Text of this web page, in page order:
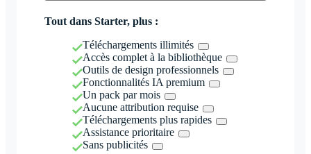
Tout dans Starter, plus :
Téléchargements illimités
Accès complet à la bibliothèque
Outils de design professionnels
Fonctionnalités IA premium
Un pack par mois
Aucune attribution requise
Téléchargements plus rapides
Assistance prioritaire
Sans publicités